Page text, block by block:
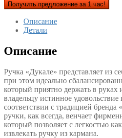
Получить предложение за 1 час!
Описание
Детали
Описание
Ручка «Дукале» представляет из
при этом идеально
который приятно держать в руках
владельцу истинное
соответствии с традицией
ручки, как всегда, венчает
который позволяет с легкостью
извлекать ручку из кармана.